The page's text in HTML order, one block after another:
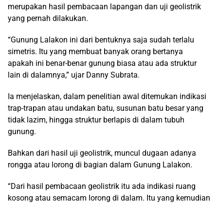
merupakan hasil pembacaan lapangan dan uji geolistrik
yang pernah dilakukan.
“Gunung Lalakon ini dari bentuknya saja sudah terlalu
simetris. Itu yang membuat banyak orang bertanya
apakah ini benar-benar gunung biasa atau ada struktur
lain di dalamnya,” ujar Danny Subrata.
Ia menjelaskan, dalam penelitian awal ditemukan indikasi
trap-trapan atau undakan batu, susunan batu besar yang
tidak lazim, hingga struktur berlapis di dalam tubuh
gunung.
Bahkan dari hasil uji geolistrik, muncul dugaan adanya
rongga atau lorong di bagian dalam Gunung Lalakon.
“Dari hasil pembacaan geolistrik itu ada indikasi ruang
kosong atau semacam lorong di dalam. Itu yang kemudian